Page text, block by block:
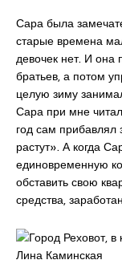
Сара была
старые времена
девочек нет. И она
братьев, а потом
целую зиму
Сара при мне
год сам прибавлял
растут». А когда
единовременную
обставить свою
средства,